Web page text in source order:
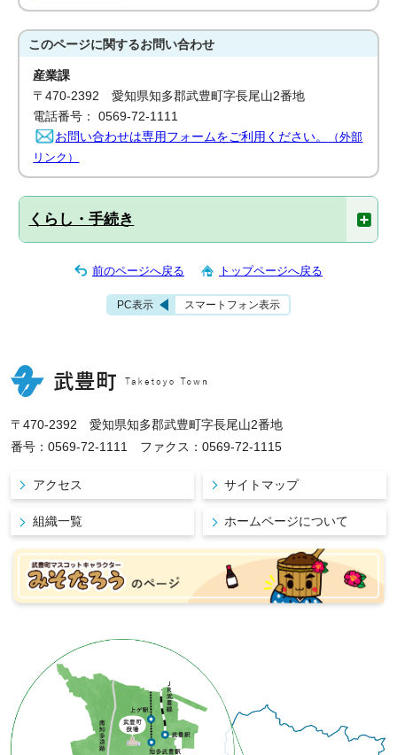
このページに関するお問い合わせ
産業課
〒470-2392 愛知県知多郡武豊町字長尾山2番地
電話番号： 0569-72-1111
お問い合わせは専用フォームをご利用ください。
（外部
リンク）
くらし・手続き
前のページへ戻る トップページへ戻る
PC表示 スマートフォン表示
〒470-2392 愛知県知多郡武豊町字長尾山2番地
番号：0569-72-1111 ファクス：0569-72-1115
アクセス サイトマップ
組織一覧 ホームページについて